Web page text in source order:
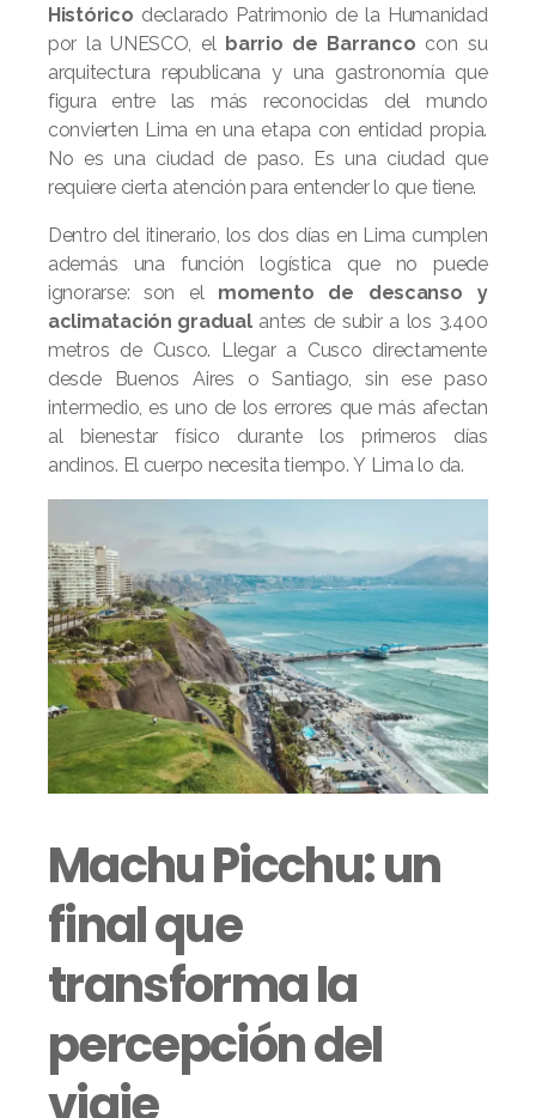
Histórico declarado Patrimonio de la Humanidad
por la UNESCO, el barrio de Barranco con su
arquitectura republicana y una gastronomía que
figura entre las más reconocidas del mundo
convierten Lima en una etapa con entidad propia.
No es una ciudad de paso. Es una ciudad que
requiere cierta atención para entender lo que tiene.
Dentro del itinerario, los dos días en Lima cumplen
además una función logística que no puede
ignorarse: son el momento de descanso y
aclimatación gradualantes de subir a los 3.400
metros de Cusco. Llegar a Cusco directamente
desde Buenos Aires o Santiago, sin ese paso
intermedio, es uno de los errores que más afectan
al bienestar físico durante los primeros días
andinos. El cuerpo necesita tiempo. Y Lima lo da.
Machu Picchu: un
final que
transforma la
percepción del
viaje